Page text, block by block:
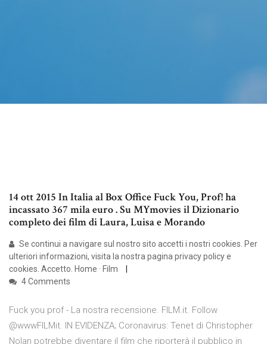
14 ott 2015 In Italia al Box Office Fuck You, Prof! ha
incassato 367 mila euro . Su MYmovies il Dizionario
completo dei film di Laura, Luisa e Morando
Se continui a navigare sul nostro sito accetti i nostri cookies. Per
ulteriori informazioni, visita la nostra pagina privacy policy e
cookies. Accetto. Home · Film
4 Comments
Fuck you prof - La nostra recensione. FILM.it. Follow
@wwwFILMit. IN EVIDENZA; Coronavirus: Tenet di Christopher
Nolan potrebbe diventare il film che riporterà il pubblico in